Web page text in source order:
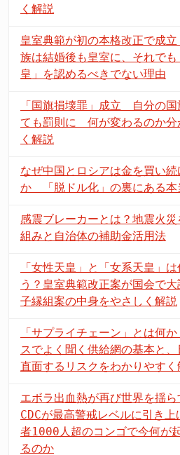
く解説
皇室典範が初の本格改正で成
族は結婚後も皇室に、それでも
皇」を認めるべきでない理由
「国旗損壊罪」成立 自分の国
ても罰則に 何が変わるのか分
く解説
なぜ中国とロシアは金を買い
か 「脱ドル化」の裏にある本
感震ブレーカーとは？地震火
組みと自治体の補助金活用法
「女性天皇」と「女系天皇」
う？皇室典範改正案が国会で
子縁組案の中身をやさしく解説
「サプライチェーン」とは何
スでよく聞く供給網の基本と
直面するリスクをわかりやすく
エボラ出血熱が再び世界を揺
CDCが最高警戒レベルに引き上
者1000人超のコンゴで今何が
るのか